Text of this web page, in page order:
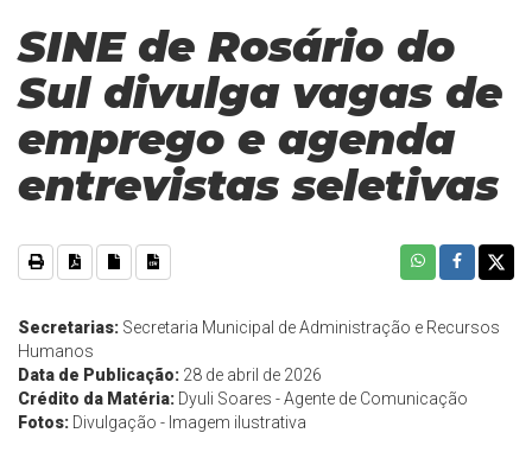
SINE de Rosário do
Sul divulga vagas de
emprego e agenda
entrevistas seletivas
Secretarias: Secretaria Municipal de Administração e Recursos
Humanos
Data de Publicação: 28 de abril de 2026
Crédito da Matéria: Dyuli Soares - Agente de Comunicação
Fotos: Divulgação - Imagem ilustrativa